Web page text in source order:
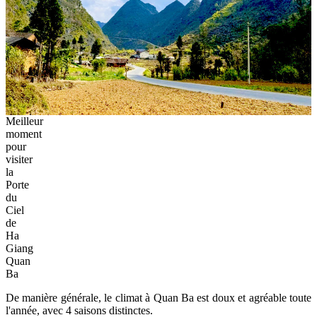
Meilleur
moment
pour
visiter
la
Porte
du
Ciel
de
Ha
Giang
Quan
Ba
De manière générale, le climat à Quan Ba ​​​​est doux et agréable toute
l'année, avec 4 saisons distinctes.